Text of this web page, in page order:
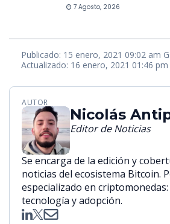
7 Agosto, 2026
Publicado: 15 enero, 2021 09:02 am
Actualizado: 16 enero, 2021 01:46
AUTOR
Nicolás
Editor de Noticias
Se encarga de la edición y
noticias del ecosistema Bitcoin.
especializado en
tecnología y adopción.